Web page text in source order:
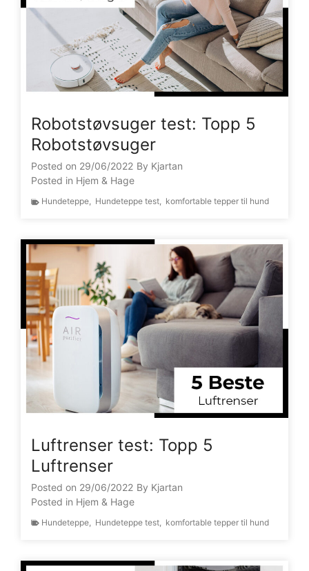
Robotstøvsuger test: Topp 5
Robotstøvsuger
Posted on 29/06/2022 By Kjartan
Posted in Hjem & Hage
Hundeteppe, Hundeteppe test, komfortable tepper til hund
Luftrenser test: Topp 5
Luftrenser
Posted on 29/06/2022 By Kjartan
Posted in Hjem & Hage
Hundeteppe Hundeteppe test komfortable tepper til hund